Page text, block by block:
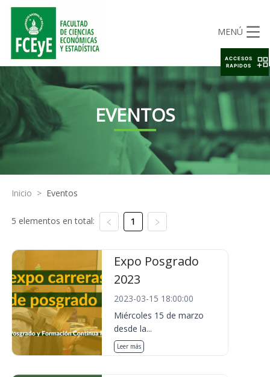
MENÚ
EVENTOS
Inicio > Eventos
5 elementos en total: 1
Expo Posgrado
2023
2023-03-15 18:00:00
Miércoles 15 de marzo
desde la...
Leer más
ACCESOS
RAPIDOS